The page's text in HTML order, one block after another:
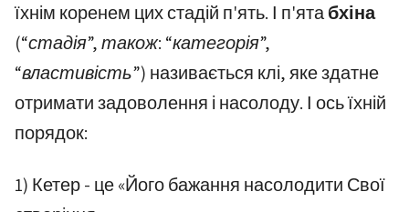
їхнім коренем цих стадій п'ять. І п'ятабхіна
(“стадія”, також: “категорія”,
“властивість”) називається клі, яке здатне
отримати задоволення і насолоду. І ось їхній
порядок:
1) Кетер - це «Його бажання насолодити Свої